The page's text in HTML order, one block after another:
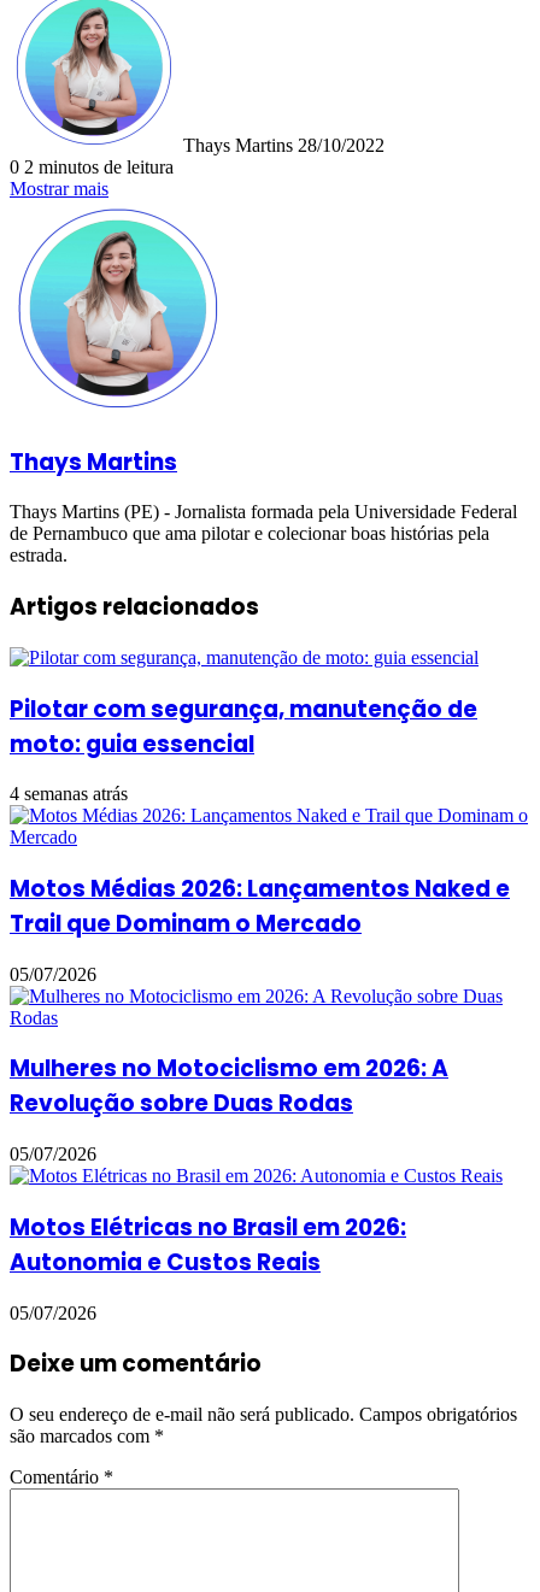
Thays Martins 28/10/2022
0 2 minutos de leitura
Mostrar mais
Thays Martins
Thays Martins (PE) - Jornalista formada pela Universidade Federal
de Pernambuco que ama pilotar e colecionar boas histórias pela
estrada.
Artigos relacionados
Pilotar com segurança, manutenção de
moto: guia essencial
4 semanas atrás
Motos Médias 2026: Lançamentos Naked e
Trail que Dominam o Mercado
05/07/2026
Mulheres no Motociclismo em 2026: A
Revolução sobre Duas Rodas
05/07/2026
Motos Elétricas no Brasil em 2026:
Autonomia e Custos Reais
05/07/2026
Deixe um comentário
O seu endereço de e-mail não será publicado. Campos obrigatórios
são marcados com *
Comentário *